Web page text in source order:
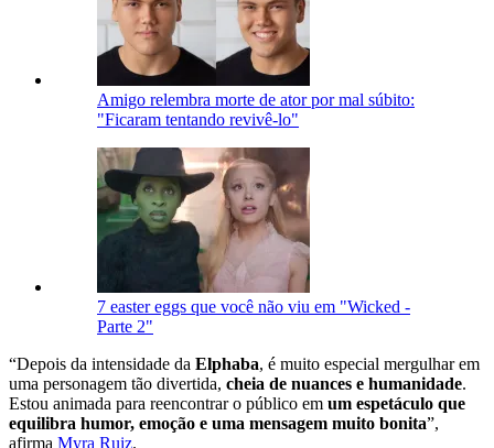
Amigo relembra morte de ator por mal súbito:
"Ficaram tentando revivê-lo"
7 easter eggs que você não viu em "Wicked -
Parte 2"
“Depois da intensidade da Elphaba, é muito especial mergulhar em
uma personagem tão divertida, cheia de nuances e humanidade.
Estou animada para reencontrar o público em um espetáculo que
equilibra humor, emoção e uma mensagem muito bonita”,
afirma Myra Ruiz.